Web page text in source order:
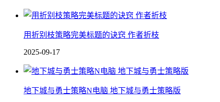
用折别枝策略完美标题的诀窍 作者折枝
2025-09-17
地下城与勇士策略N电脑 地下城与勇士策略版